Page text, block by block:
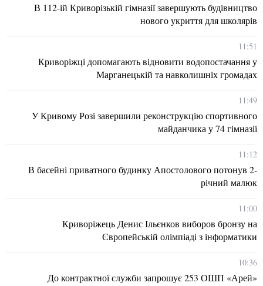
В 112-ій Криворізькій гімназії завершують будівництво
нового укриття для школярів
11:51
Криворіжці допомагають відновити водопостачання у
Марганецькій та навколишніх громадах
11:49
У Кривому Розі завершили реконструкцію спортивного
майданчика у 74 гімназії
11:12
В басейні приватного будинку Апостолового потонув 2-
річний малюк
11:00
Криворіжець Денис Ільєнков виборов бронзу на
Європейській олімпіаді з інформатики
10:36
До контрактної служби запрошує 253 ОШП «Арей»